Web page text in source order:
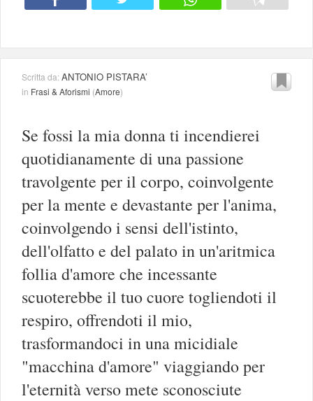
Scritta da:ANTONIO PISTARA’
in Frasi & Aforismi (Amore)
Se fossi la mia donna ti incendierei
quotidianamente di una passione
travolgente per il corpo, coinvolgente
per la mente e devastante per l'anima,
coinvolgendo i sensi dell'istinto,
dell'olfatto e del palato in un'aritmica
follia d'amore che incessante
scuoterebbe il tuo cuore togliendoti il
respiro, offrendoti il mio,
trasformandoci in una micidiale
"macchina d'amore" viaggiando per
l'eternità verso mete sconosciute